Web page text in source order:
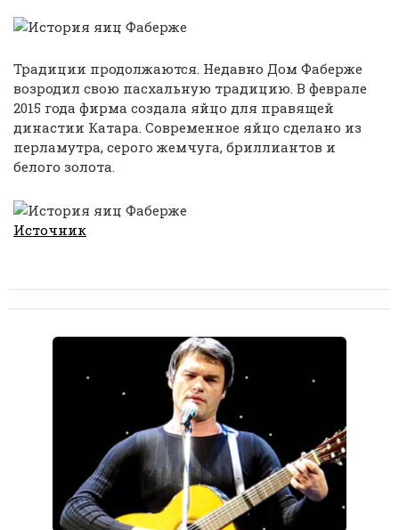
Традиции продолжаются. Недавно Дом Фаберже
возродил свою пасхальную традицию. В феврале
2015 года фирма создала яйцо для правящей
династии Катара. Современное яйцо сделано из
перламутра, серого жемчуга, бриллиантов и
белого золота.
Источник